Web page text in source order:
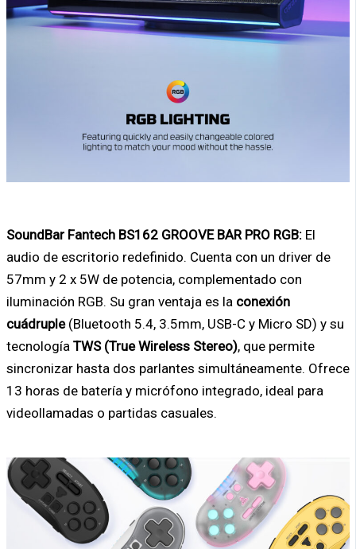
SoundBar Fantech BS162 GROOVE BAR PRO RGB: El
audio de escritorio redefinido. Cuenta con un driver de
57mm y 2 x 5W de potencia, complementado con
iluminación RGB. Su gran ventaja es la conexión
cuádruple(Bluetooth 5.4, 3.5mm, USB-C y Micro SD) y su
tecnología TWS (True Wireless Stereo), que permite
sincronizar hasta dos parlantes simultáneamente. Ofrece
13 horas de batería y micrófono integrado, ideal para
videollamadas o partidas casuales.